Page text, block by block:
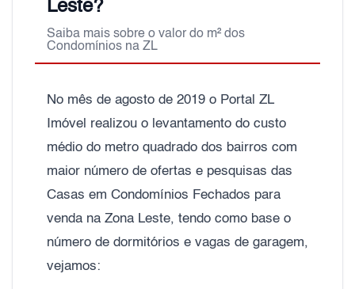
Leste?
Saiba mais sobre o valor do m² dos
Condomínios na ZL
No mês de agosto de 2019 o Portal ZL
Imóvel realizou o levantamento do custo
médio do metro quadrado dos bairros com
maior número de ofertas e pesquisas das
Casas em Condomínios Fechados para
venda na Zona Leste, tendo como base o
número de dormitórios e vagas de garagem,
vejamos: